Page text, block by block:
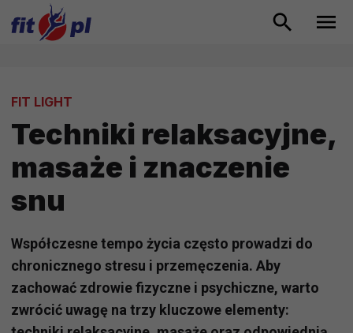
FIT LIGHT
Techniki relaksacyjne,
masaże i znaczenie
snu
Współczesne tempo życia często prowadzi do
chronicznego stresu i przemęczenia. Aby
zachować zdrowie fizyczne i psychiczne, warto
zwrócić uwagę na trzy kluczowe elementy: